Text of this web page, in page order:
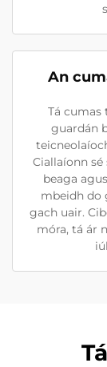
An
Tá cumas
guardán
Ciallaíonn
beaga
mbeidh do
gach uair.
móra, tá ár